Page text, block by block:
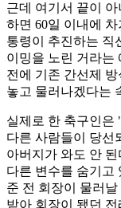
근데 여기서 끝이
하면 60일 이내에
통령이 추진하는 직
이밍을 노린 거라는
전에 기존 간선제
놓고 물러나겠다는
실제로 한 축구인은
다른 사람들이 당선
아버지가 와도 안
다른 변수를 숨기고
준 전 회장이 물러
받아 회장이 됐던